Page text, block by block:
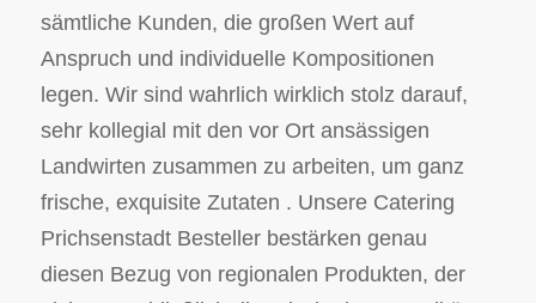
sämtliche Kunden, die großen Wert auf
Anspruch und individuelle Kompositionen
legen. Wir sind wahrlich wirklich stolz darauf,
sehr kollegial mit den vor Ort ansässigen
Landwirten zusammen zu arbeiten, um ganz
frische, exquisite Zutaten . Unsere Catering
Prichsenstadt Besteller bestärken genau
diesen Bezug von regionalen Produkten, der